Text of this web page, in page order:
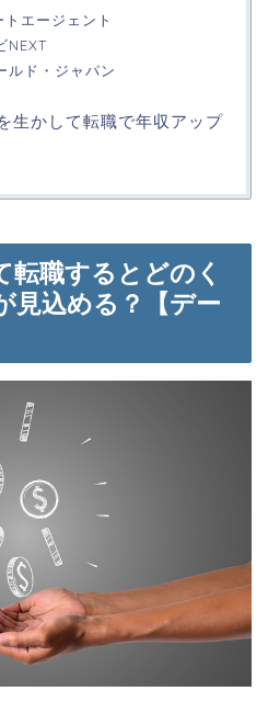
トエージェント
NEXT
ルド・ジャパン
生かして転職で年収アップ
転職するとどのく
見込める？【デー